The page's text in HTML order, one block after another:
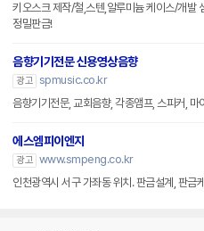
키오스크 제작/철,스텐,알루미늄 케이스/개발
정밀판금!
음향기기전문 신용영상음향
광고 spmusic.co.kr
음향기기전문, 교회음향, 각종앰프, 스피커, 마
에스엠피이엔지
광고 www.smpeng.co.kr
인천광역시 서구 가좌동 위치. 판금설계, 판금